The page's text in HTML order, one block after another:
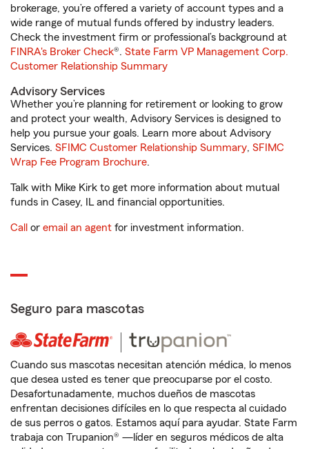
brokerage, you’re offered a variety of account types and a
wide range of mutual funds offered by industry leaders.
Check the investment firm or professional’s background at
FINRA's Broker Check®. State Farm VP Management Corp.
Customer Relationship Summary
Advisory Services
Whether you’re planning for retirement or looking to grow
and protect your wealth, Advisory Services is designed to
help you pursue your goals. Learn more about Advisory
Services. SFIMC Customer Relationship Summary, SFIMC
Wrap Fee Program Brochure.
Talk with Mike Kirk to get more information about mutual
funds in Casey, IL and financial opportunities.
Call or email an agent for investment information.
Seguro para mascotas
Cuando sus mascotas necesitan atención médica, lo menos
que desea usted es tener que preocuparse por el costo.
Desafortunadamente, muchos dueños de mascotas
enfrentan decisiones difíciles en lo que respecta al cuidado
de sus perros o gatos. Estamos aquí para ayudar. State Farm
trabaja con Trupanion® —líder en seguros médicos de alta